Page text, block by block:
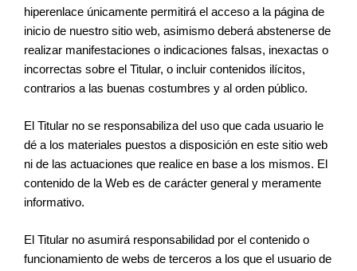
hiperenlace únicamente permitirá el acceso a la página de
inicio de nuestro sitio web, asimismo deberá abstenerse de
realizar manifestaciones o indicaciones falsas, inexactas o
incorrectas sobre el Titular, o incluir contenidos ilícitos,
contrarios a las buenas costumbres y al orden público.
El Titular no se responsabiliza del uso que cada usuario le
dé a los materiales puestos a disposición en este sitio web
ni de las actuaciones que realice en base a los mismos. El
contenido de la Web es de carácter general y meramente
informativo.
El Titular no asumirá responsabilidad por el contenido o
funcionamiento de webs de terceros a los que el usuario de